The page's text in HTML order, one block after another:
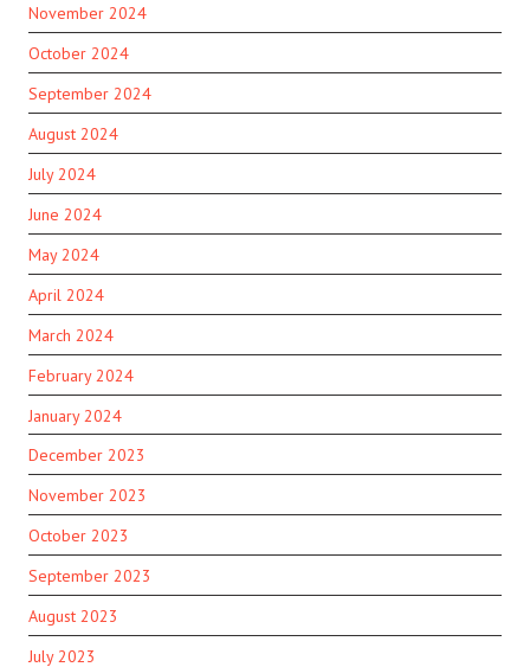
November 2024
October 2024
September 2024
August 2024
July 2024
June 2024
May 2024
April 2024
March 2024
February 2024
January 2024
December 2023
November 2023
October 2023
September 2023
August 2023
July 2023